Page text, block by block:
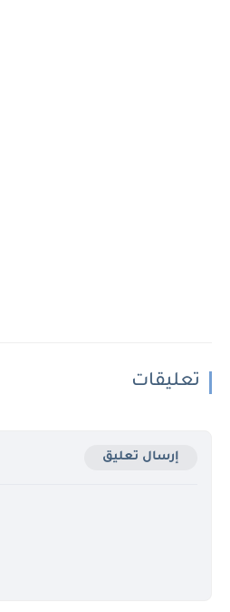
تعليقات
إرسال تعليق